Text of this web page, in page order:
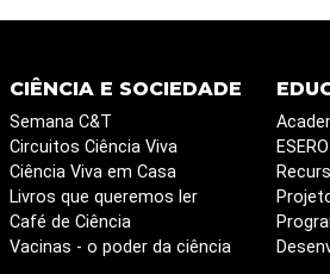
CIÊNCIA E SOCIEDADE
Semana C&T
Circuitos Ciência Viva
Ciência Viva em Casa
Livros que queremos ler
Café de Ciência
Vacinas - o poder da ciência
ESERO